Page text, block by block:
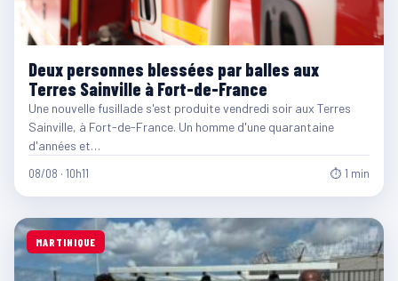
Deux personnes blessées par balles aux
Terres Sainville à Fort-de-France
Une nouvelle fusillade s'est produite vendredi soir aux Terres
Sainville, à Fort-de-France. Un homme d'une quarantaine
d'années et…
08/08 · 10h11 ⏱ 1 min
MARTINIQUE